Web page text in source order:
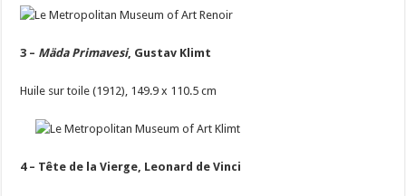
3 – Mäda Primavesi, Gustav Klimt
Huile sur toile (1912), 149.9 x 110.5 cm
4 – Tête de la Vierge, Leonard de Vinci